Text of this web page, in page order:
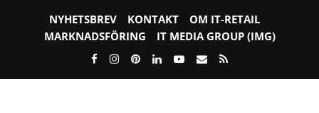
NYHETSBREV KONTAKT
OM IT-RETAIL
MARKNADSFÖRING
IT MEDIA GROUP (IMG)